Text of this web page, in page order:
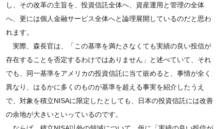
し、その改革の主旨を、投資信託全体へ、資産運用と管理の全体
へ、更には個人金融サービス全体へと論理展開しているのだと思わ
れます。
実際、森長官は、「この基準を満たさなくても実績の良い投信が
存在することを否定するわけではありません」と述べていて、それ
でも、同一基準をアメリカの投資信託に当て嵌めると、事情が全く
異なり、はるかに多くのものが基準を超える事実を紹介したうえ
で、対象を積立NISAに限定したとしても、日本の投資信託には改善
の余地が大きいといっているのです。